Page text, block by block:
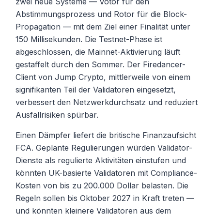
Abstimmungsprozess und Rotor für die Block-
Propagation — mit dem Ziel einer Finalität unter
150 Millisekunden. Die Testnet-Phase ist
abgeschlossen, die Mainnet-Aktivierung läuft
gestaffelt durch den Sommer. Der Firedancer-
Client von Jump Crypto, mittlerweile von einem
signifikanten Teil der Validatoren eingesetzt,
verbessert den Netzwerkdurchsatz und reduziert
Ausfallrisiken spürbar.
Einen Dämpfer liefert die britische Finanzaufsicht
FCA. Geplante Regulierungen würden Validator-
Dienste als regulierte Aktivitäten einstufen und
könnten UK-basierte Validatoren mit Compliance-
Kosten von bis zu 200.000 Dollar belasten. Die
Regeln sollen bis Oktober 2027 in Kraft treten —
und könnten kleinere Validatoren aus dem